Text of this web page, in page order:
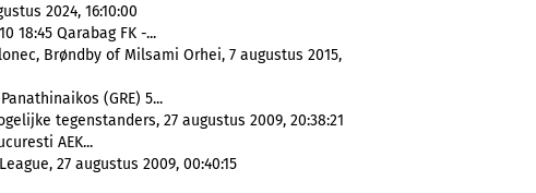
2024, 16:10:00
18:45 Qarabag FK -...
Brøndby of Milsami Orhei, 7 augustus 2015,
Panathinaikos (GRE) 5...
tegenstanders, 27 augustus 2009, 20:38:21
AEK...
27 augustus 2009, 00:40:15